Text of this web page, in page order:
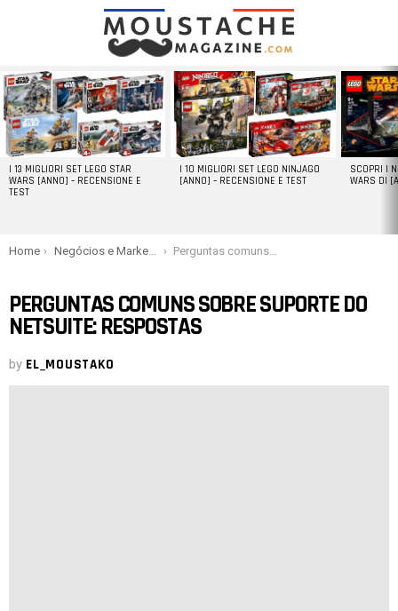
LATEST
STORIES
I 13 MIGLIORI SET LEGO STAR
WARS [ANNO] – RECENSIONE E
TEST
I 10 MIGLIORI SET LEGO NINJAGO
[ANNO] – RECENSIONE E TEST
SCOPRI I
WARS DI
You are here:
Home Negócios e Marketing Perguntas comuns sobre suporte do NetSuite: respostas
PERGUNTAS COMUNS SOBRE SUPORTE DO
NETSUITE: RESPOSTAS
by EL_MOUSTAKO